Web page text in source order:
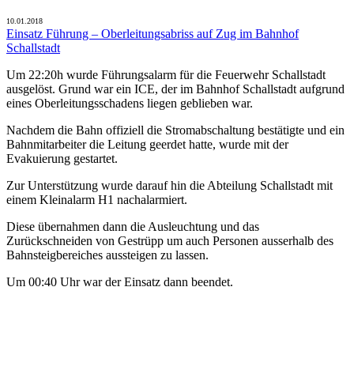
10.01.2018
Einsatz Führung – Oberleitungsabriss auf Zug im Bahnhof
Schallstadt
Um 22:20h wurde Führungsalarm für die Feuerwehr Schallstadt
ausgelöst. Grund war ein ICE, der im Bahnhof Schallstadt aufgrund
eines Oberleitungsschadens liegen geblieben war.
Nachdem die Bahn offiziell die Stromabschaltung bestätigte und ein
Bahnmitarbeiter die Leitung geerdet hatte, wurde mit der
Evakuierung gestartet.
Zur Unterstützung wurde darauf hin die Abteilung Schallstadt mit
einem Kleinalarm H1 nachalarmiert.
Diese übernahmen dann die Ausleuchtung und das
Zurückschneiden von Gestrüpp um auch Personen ausserhalb des
Bahnsteigbereiches aussteigen zu lassen.
Um 00:40 Uhr war der Einsatz dann beendet.